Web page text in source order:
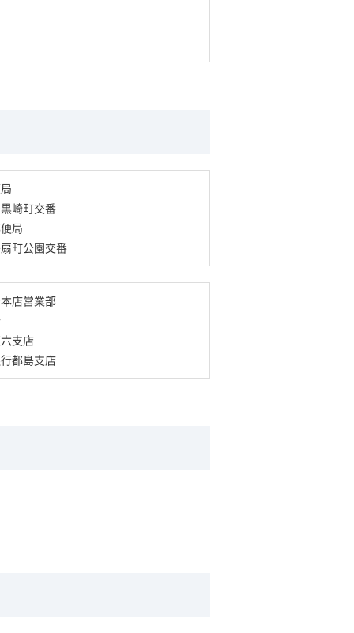
崎町交番
局
町公園交番
店営業部
支店
都島支店